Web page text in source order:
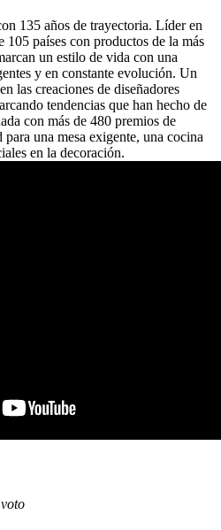
135 años de trayectoria. Líder en
105 países con productos de la más
un estilo de vida con una
y en constante evolución. Un
las creaciones de diseñadores
tendencias que han hecho de
con más de 480 premios de
una mesa exigente, una cocina
en la decoración.